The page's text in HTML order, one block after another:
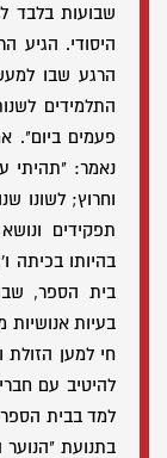
שבועות בלבד
היסודי. הגיע
הרגע שבו
התלמידים
פעמים ביום".
נאמר: "תהיתי
וחרוץ; לשונו
תפקידים
בית הספר,
בעיות אנושיות
חי למען
להיטיב עם
למד בבית הספר
בתנועת "הנוער